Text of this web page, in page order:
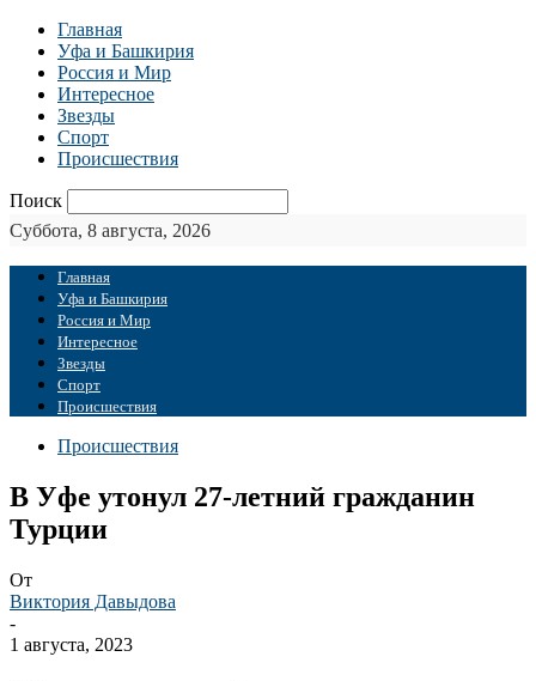
Главная
Уфа и Башкирия
Россия и Мир
Интересное
Звезды
Спорт
Происшествия
Поиск
Суббота, 8 августа, 2026
Главная
Уфа и Башкирия
Россия и Мир
Интересное
Звезды
Спорт
Происшествия
Происшествия
В Уфе утонул 27-летний гражданин
Турции
От
Виктория Давыдова
-
1 августа, 2023